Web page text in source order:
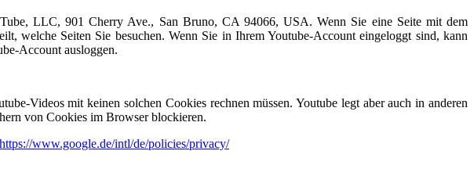
LLC, 901 Cherry Ave., San Bruno, CA 94066, USA. Wenn Sie eine Seite mit dem
welche Seiten Sie besuchen. Wenn Sie in Ihrem Youtube-Account eingeloggt sind, kann
Account ausloggen.
Videos mit keinen solchen Cookies rechnen müssen. Youtube legt aber auch in anderen
von Cookies im Browser blockieren.
https://www.google.de/intl/de/policies/privacy/